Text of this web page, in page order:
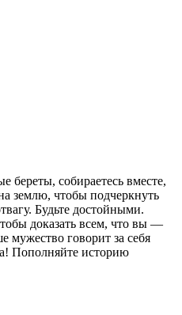
собираетесь вместе,
землю, чтобы подчеркнуть
Будьте достойными.
доказать всем, что вы —
мужество говорит за себя
Пополняйте историю